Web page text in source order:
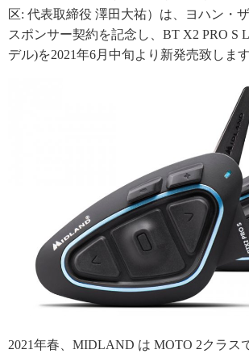
区: 代表取締役 澤田大祐）は、ヨハン・
スポンサー契約を記念し、BT X2 PRO S
デル)を2021年6月中旬より新発売致します
2021年春、MIDLAND は MOTO 2クラス